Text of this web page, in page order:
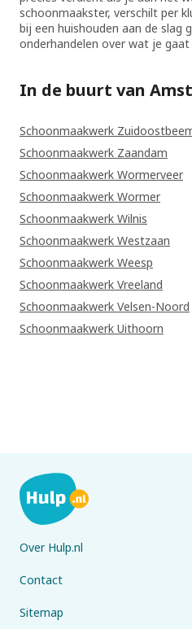
schoonmaakster, verschilt per
bij een huishouden aan de slag
onderhandelen over wat je gaat
In de buurt van
Schoonmaakwerk
Schoonmaakwerk Zaandam
Schoonmaakwerk Wormerveer
Schoonmaakwerk Wormer
Schoonmaakwerk Wilnis
Schoonmaakwerk Westzaan
Schoonmaakwerk Weesp
Schoonmaakwerk Vreeland
Schoonmaakwerk Velsen-Noord
Schoonmaakwerk Uithoorn
Over Hulp.nl
Contact
Sitemap